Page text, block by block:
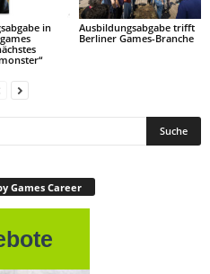
in
Ausbildungsabgabe trifft
Berliner Games-Branche
Games Career